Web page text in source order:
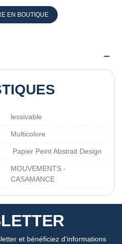
EN BOUTIQUE
lessivable
Multicolore
Papier Peint Abstrait Design
MOUVEMENTS -
CASAMANCE
et bénéficiez d'informations